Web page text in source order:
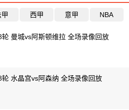
甲 西甲 意甲 NBA
曼城vs阿斯顿维拉 全场录像回放
水晶宫vs阿森纳 全场录像回放